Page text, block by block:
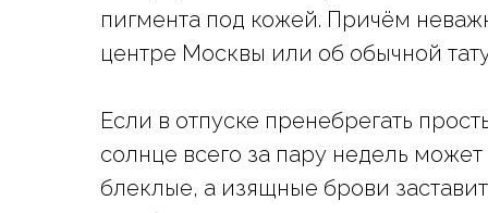
пигмента под кожей. Причём
центре Москвы или об обычной
Если в отпуске пренебрегать
солнце всего за пару недель
блеклые, а изящные брови